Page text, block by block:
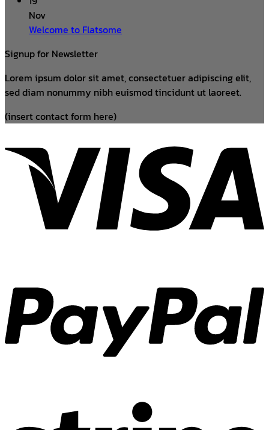
Nov
Welcome to Flatsome
Signup for Newsletter
Lorem ipsum dolor sit amet, consectetuer adipiscing elit,
sed diam nonummy nibh euismod tincidunt ut laoreet.
(insert contact form here)